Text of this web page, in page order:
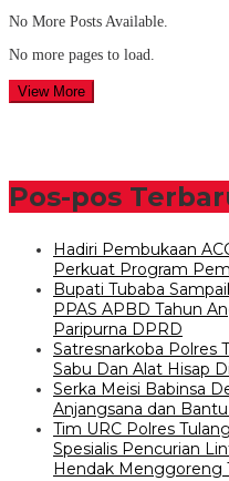
No More Posts Available.
No more pages to load.
View More
Pos-pos
Hadiri Pembukaan
Perkuat Program
Bupati Tubaba
PPAS APBD Tahun
Paripurna DPRD
Satresnarkoba Polres
Sabu Dan Alat Hisap
Serka Meisi Babinsa
Anjangsana dan
Tim URC Polres
Spesialis Pencurian
Hendak Menggoreng